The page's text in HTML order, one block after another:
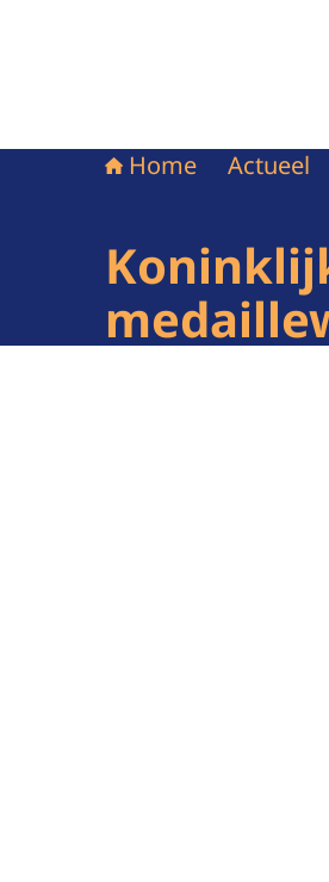
Home Actueel